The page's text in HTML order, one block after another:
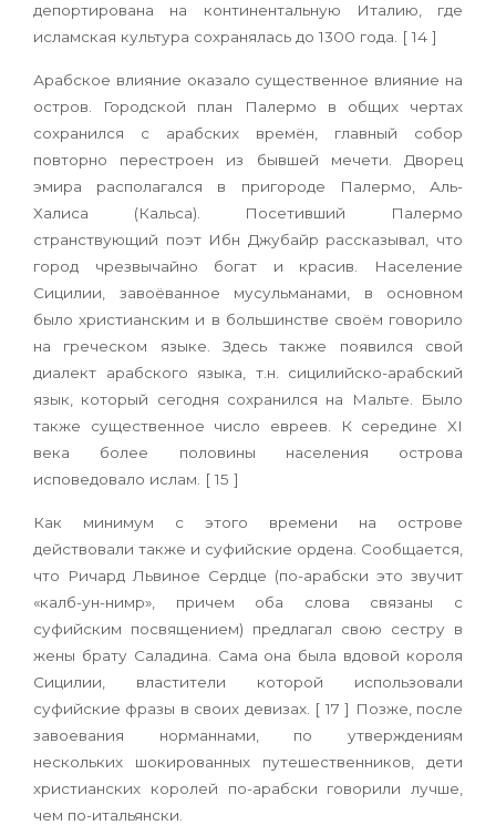
депортирована на континентальную Италию, где
исламская культура сохранялась до 1300 года. [ 14 ]
Арабское влияние оказало существенное влияние на
остров. Городской план Палермо в общих чертах
сохранился с арабских времён, главный собор
повторно перестроен из бывшей мечети. Дворец
эмира располагался в пригороде Палермо, Аль-
Халиса (Кальса). Посетивший Палермо
странствующий поэт Ибн Джубайр рассказывал, что
город чрезвычайно богат и красив. Население
Сицилии, завоёванное мусульманами, в основном
было христианским и в большинстве своём говорило
на греческом языке. Здесь также появился свой
диалект арабского языка, т.н. сицилийско-арабский
язык, который сегодня сохранился на Мальте. Было
также существенное число евреев. К середине XI
века более половины населения острова
исповедовало ислам. [ 15 ]
Как минимум с этого времени на острове
действовали также и суфийские ордена. Сообщается,
что Ричард Львиное Сердце (по-арабски это звучит
«калб-ун-нимр», причем оба слова связаны с
суфийским посвящением) предлагал свою сестру в
жены брату Саладина. Сама она была вдовой короля
Сицилии, властители которой использовали
суфийские фразы в своих девизах. [ 17 ] Позже, после
завоевания норманнами, по утверждениям
нескольких шокированных путешественников, дети
христианских королей по-арабски говорили лучше,
чем по-итальянски.